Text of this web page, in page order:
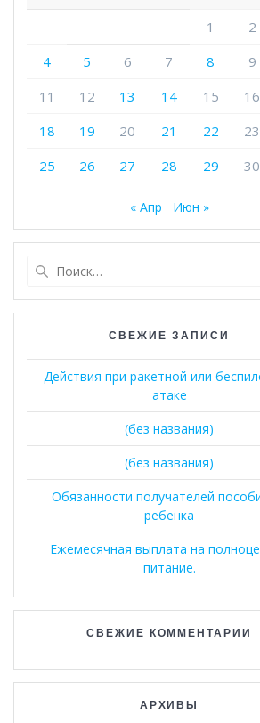
1
2
4
5 6 7 8 9
11
12 13 14 15 16
18
19 20 21 22 23
25
26 27 28 29 30
« Апр Июн »
СВЕЖИЕ ЗАПИСИ
Действия при ракетной или
атаке
(без названия)
(без названия)
Обязанности получателей
ребенка
Ежемесячная выплата на
питание.
СВЕЖИЕ КОММЕНТАРИИ
АРХИВЫ